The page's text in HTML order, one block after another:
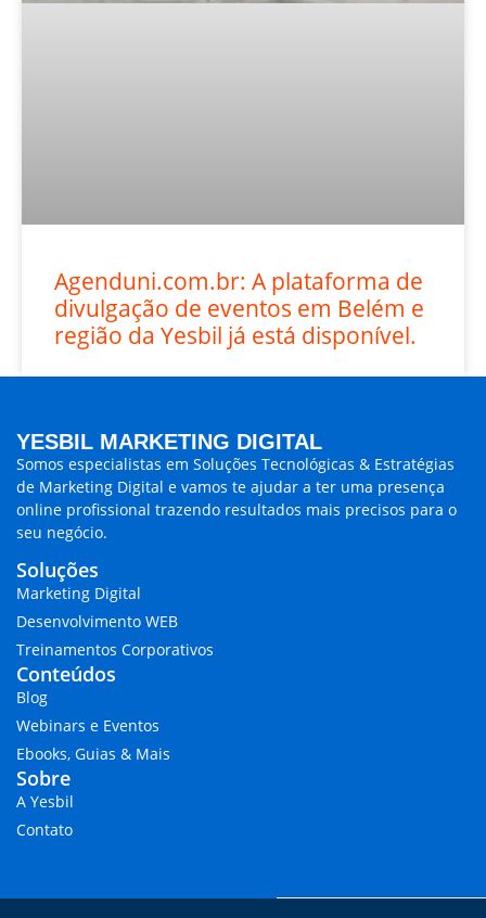
Agenduni.com.br: A plataforma de
divulgação de eventos em Belém e
região da Yesbil já está disponível.
YESBIL MARKETING DIGITAL
Somos especialistas em Soluções Tecnológicas & Estratégias
de Marketing Digital e vamos te ajudar a ter uma presença
online profissional trazendo resultados mais precisos para o
seu negócio.
Soluções
Marketing Digital
Desenvolvimento WEB
Treinamentos Corporativos
Conteúdos
Blog
Webinars e Eventos
Ebooks, Guias & Mais
Sobre
A Yesbil
Contato